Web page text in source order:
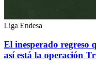
Liga Endesa
El inesperado regreso
así está la operación